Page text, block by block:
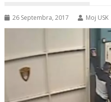
26 Septembra, 2017 Moj USK